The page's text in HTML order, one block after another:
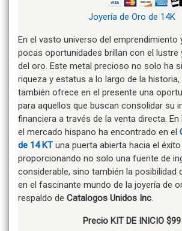
Joyería de Oro de 14K
En el vasto universo del emprendimiento
pocas oportunidades brillan con el lustre
del oro. Este metal precioso no solo ha
riqueza y estatus a lo largo de la historia,
también ofrece en el presente una
para aquellos que buscan consolidar su
financiera a través de la venta directa. En
el mercado hispano ha encontrado en el
de 14 KTuna puerta abierta hacia el
proporcionando no solo una fuente de
considerable, sino también la posibilidad
en el fascinante mundo de la joyería de
respaldo de Catalogos Unidos Inc.
Precio KIT DE INICIO $99